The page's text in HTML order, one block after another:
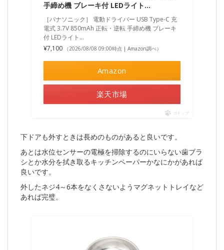
手締め機 ブレーキ付 LEDライト…
［パナソニック］ 電動ドライバー USB Type-C 充
電式 3.7V 850mAh 正転・逆転 手締め機 ブレーキ
付 LEDライト…
¥7,100
（2026/08/08 09:00時点 | Amazon調べ）
Amazon
楽天市場
ポチップ
下ドアも外すときは長めのものがあると良いです。
あとは水位センサーの電極を掃除するのにいらない歯ブラ
シとか水分を拭き取るキッチンペーパーかなにかがあれば
良いです。
外したネジ4～6本をなくさないようマグネットトレイなど
あれば完璧。